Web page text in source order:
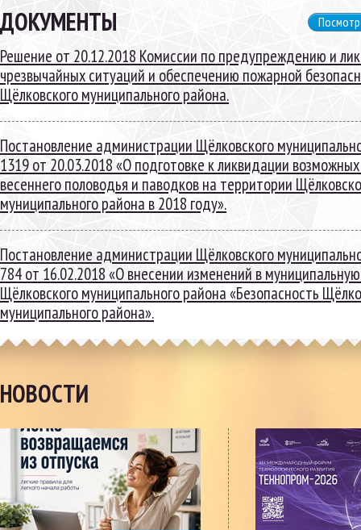
ДОКУМЕНТЫ
Решение от 20.12.2018 Комиссии по предупреждению и
чрезвычайных ситуаций и обеспечению пожарной
Щёлковского муниципального района.
Постановление администрации Щёлковского
1319 от 20.03.2018 «О подготовке к ликвидации
весеннего половодья и паводков на территории
муниципального района в 2018 году».
Постановление администрации Щёлковского
784 от 16.02.2018 «О внесении изменений в
Щёлковского муниципального района «Безопасность
муниципального района».
НОВОСТИ